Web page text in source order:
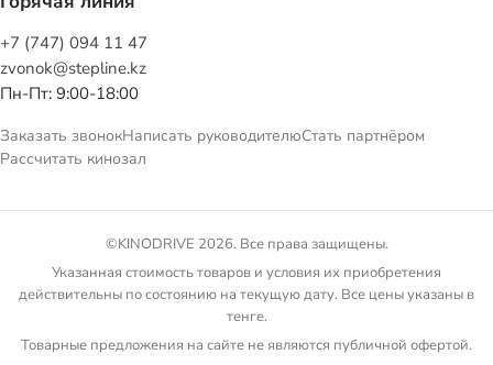
+7 (747) 094 11 47
zvonok@stepline.kz
Пн-Пт: 9:00-18:00
Заказать звонокНаписать руководителюСтать партнёром
Рассчитать кинозал
©KINODRIVE 2026. Все права защищены.
Указанная стоимость товаров и условия их приобретения
действительны по состоянию на текущую дату. Все цены указаны в
тенге.
Товарные предложения на сайте не являются публичной офертой.